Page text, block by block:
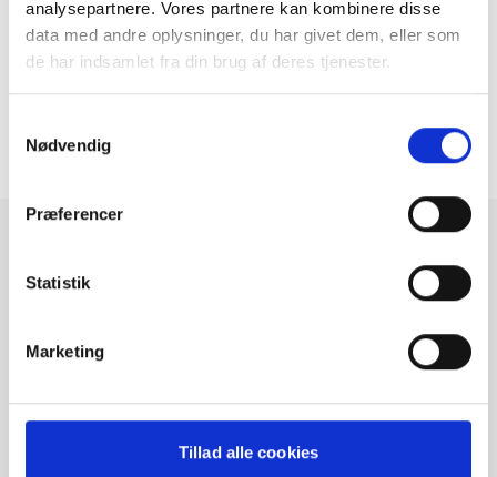
analysepartnere. Vores partnere kan kombinere disse
data med andre oplysninger, du har givet dem, eller som
de har indsamlet fra din brug af deres tjenester.
Nødvendig
Præferencer
Statistik
Marketing
Tillad alle cookies
Fortryd aftalen her
Er jeres flåde klar til sommerperioden?
Fleksibel transition til en elektrisk flåde